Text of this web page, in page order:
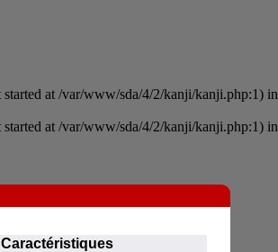
at /var/www/sda/4/2/kanji/kanji.php:1) in
at /var/www/sda/4/2/kanji/kanji.php:1) in
Caractéristiques